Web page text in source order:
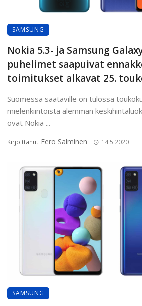
SAMSUNG
Nokia 5.3- ja Samsung
puhelimet saapuivat
toimitukset alkavat 25.
Suomessa saataville on tulossa
mielenkiintoista alemman
ovat Nokia ...
Kirjoittanut Eero Salminen 14.5.2020
SAMSUNG